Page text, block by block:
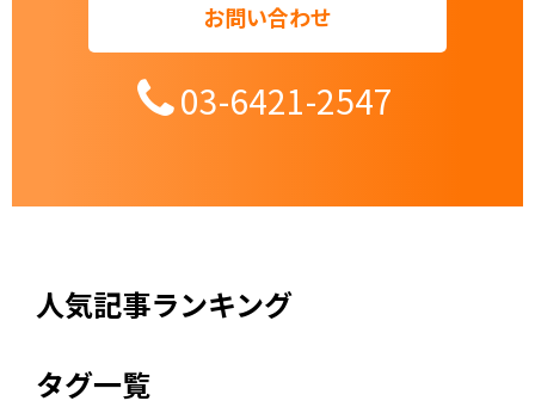
お問い合わせ
03-6421-2547
人気記事ランキング
タグ一覧